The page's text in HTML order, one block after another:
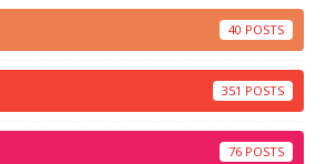
40
351
76